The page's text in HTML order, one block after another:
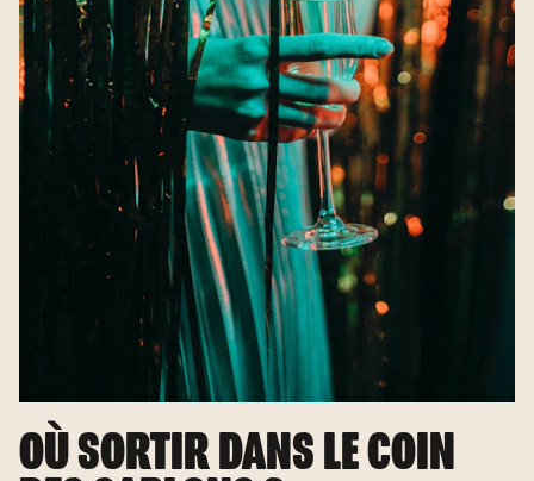
OÙ SORTIR DANS LE COIN